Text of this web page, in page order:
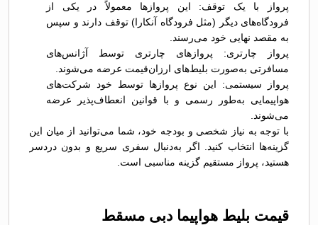
پرواز با یک توقف: این پروازها معمولاً در یکی از
فرودگاه‌های دیگر (مثل فرودگاه آنکارا) توقف دارند و سپس
به مقصد نهایی خود می‌رسند.
پرواز چارتری: پروازهای چارتری توسط آژانس‌های
مسافرتی به‌صورت بلیط‌های ارزان‌قیمت عرضه می‌شوند.
پرواز سیستمی: این نوع پروازها توسط خود شرکت‌های
هواپیمایی به‌طور رسمی و با قوانین انعطاف‌پذیر عرضه
می‌شوند.
با توجه به نیاز شخصی و بودجه خود، شما می‌توانید از میان این
گزینه‌ها انتخاب کنید. اگر به‌دنبال سفری سریع و بدون دردسر
هستید، پرواز مستقیم گزینه مناسبی است.
قیمت بلیط هواپیما دبی مسقط